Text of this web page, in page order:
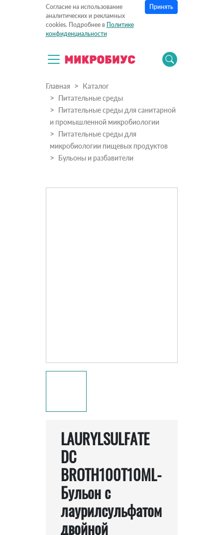
Согласие на использование
аналитических и рекламных
cookies. Подробнее в Политике
конфиденциальности
Принять
Главная
Каталог
Питательные среды
Питательные среды для санитарной
и промышленной микробиологии
Питательные среды для
микробиологии пищевых продуктов
Бульоны и разбавители
LAURYLSULFATE
DC
BROTH100T10ML-
Бульон с
лаурилсульфатом
двойной